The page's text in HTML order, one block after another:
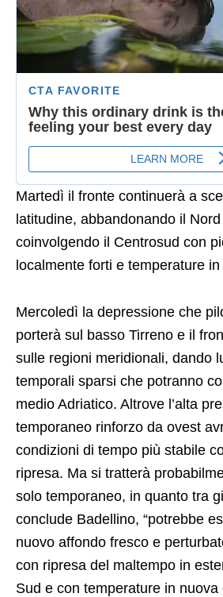
Martedì il fronte continuerà a
latitudine, abbandonando il
coinvolgendo il Centrosud con
localmente forti e temperature
Mercoledì la depressione che
porterà sul basso Tirreno e il
sulle regioni meridionali, dando
temporali sparsi che potranno
medio Adriatico. Altrove l’alta
temporaneo rinforzo da ovest
condizioni di tempo più stabile
ripresa. Ma si tratterà
solo temporaneo, in quanto tra
conclude Badellino, “potrebbe
nuovo affondo fresco e
con ripresa del maltempo in
Sud e con temperature in nuova